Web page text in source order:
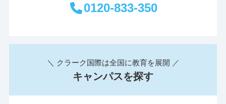
0120-833-350
＼ クラーク国際は全国に教育を展開 ／
キャンパスを探す